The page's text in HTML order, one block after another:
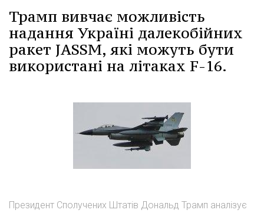
Трамп вивчає можливість
надання Україні далекобійних
ракет JASSM, які можуть бути
використані на літаках F-16.
Президент Сполучених Штатів Дональд Трамп аналізує